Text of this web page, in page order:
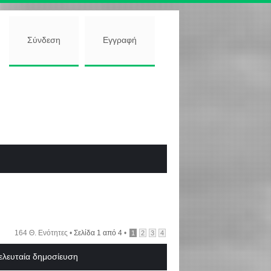
Σύνδεση Εγγραφή
164 Θ. Ενότητες • Σελίδα 1 από 4 • 1 2 3 4
δημοσίευση